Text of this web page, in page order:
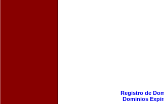
Registro de
Dominios